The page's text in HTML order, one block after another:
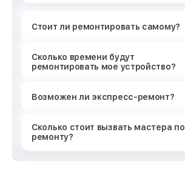
Стоит ли ремонтировать самому?
Сколько времени будут
ремонтировать мое устройство?
Возможен ли экспресс-ремонт?
Сколько стоит вызвать мастера по
ремонту?